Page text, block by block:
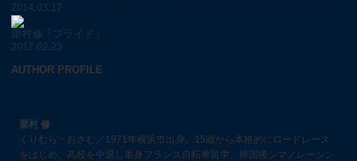
AUTHOR PROFILE
栗村 修
くりむら・おさむ／1971年横浜市出身。15歳から本格的にロードレース
をはじめ、高校を中退し単身フランス自転車留学。帰国後シマノレーシン